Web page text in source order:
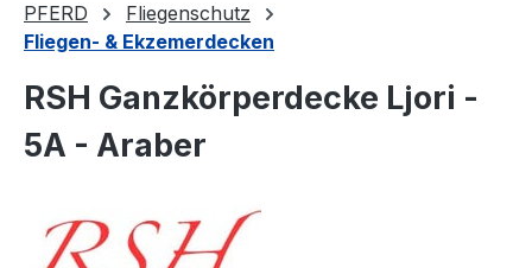
PFERD
Fliegenschutz
Fliegen- & Ekzemerdecken
RSH Ganzkörperdecke Ljori -
5A - Araber